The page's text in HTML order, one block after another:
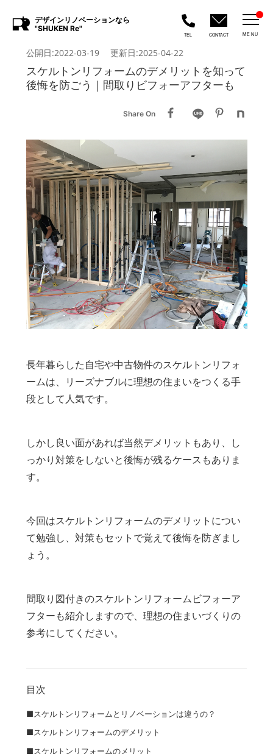
デザインリノベーションなら
"SHUKEN Re"
TEL CONTACT MENU
公開日:2022-03-19 更新日:2025-04-22
スケルトンリフォームのデメリットを知って
後悔を防ごう｜間取りビフォーアフターも
Share On
長年暮らした自宅や中古物件のスケルトンリフォ
ームは、リーズナブルに理想の住まいをつくる手
段として人気です。
しかし良い面があれば当然デメリットもあり、し
っかり対策をしないと後悔が残るケースもありま
す。
今回はスケルトンリフォームのデメリットについ
て勉強し、対策もセットで覚えて後悔を防ぎまし
ょう。
間取り図付きのスケルトンリフォームビフォーア
フターも紹介しますので、理想の住まいづくりの
参考にしてください。
目次
■スケルトンリフォームとリノベーションは違うの？
■スケルトンリフォームのデメリット
■スケルトンリフォームのメリット